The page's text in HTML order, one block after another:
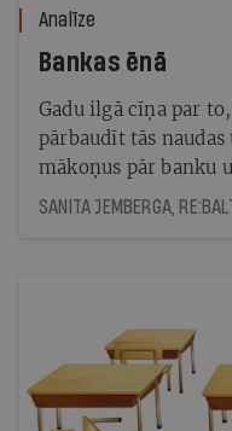
Analīze
Bankas ēnā
Gadu ilgā cīņa par
pārbaudīt tās
mākoņus pār banku
Finanšu ministrija
SANITA JEMBERGA,